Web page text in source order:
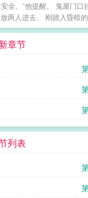
全。”他提醒。 鬼屋门
两人进去。 刚踏入昏暗
章节
列表